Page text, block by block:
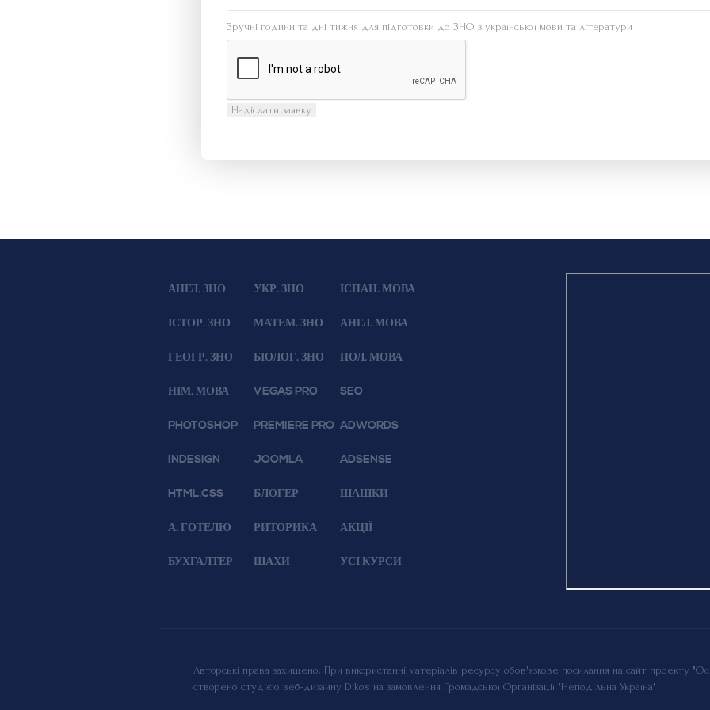
Зручні години та дні тижня для підготовки до ЗНО з української мови та літератури
АНГЛ. ЗНО
ІСТОР. ЗНО
ГЕОГР. ЗНО
УКР. ЗНО
МАТЕМ. ЗНО
БІОЛОГ. ЗНО
ІСПАН. МОВА
АНГЛ. МОВА
ПОЛ. МОВА
НІМ. МОВА
PHOTOSHOP
INDESIGN
VEGAS PRO
PREMIERE PRO
JOOMLA
SEO
ADWORDS
ADSENSE
HTML,CSS
А. ГОТЕЛЮ
БУХГАЛТЕР
БЛОГЕР
РИТОРИКА
ШАХИ
ШАШКИ
АКЦІЇ
УСІ КУРСИ
Авторські права захищено. При використанні матеріалів ресурсу обов'язкове посилання на сайт проекту
створено студією веб-дизайну Dikos на замовлення Громадської Організації "Неподільна Україна"